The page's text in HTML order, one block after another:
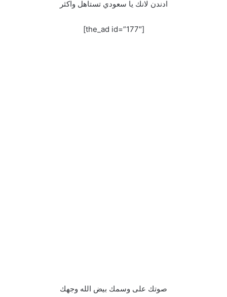
ادندن لانك يا سعودي تستاهل واكثر
[the_ad id=”177″]
صوتك على وسمك بيض الله وجهك